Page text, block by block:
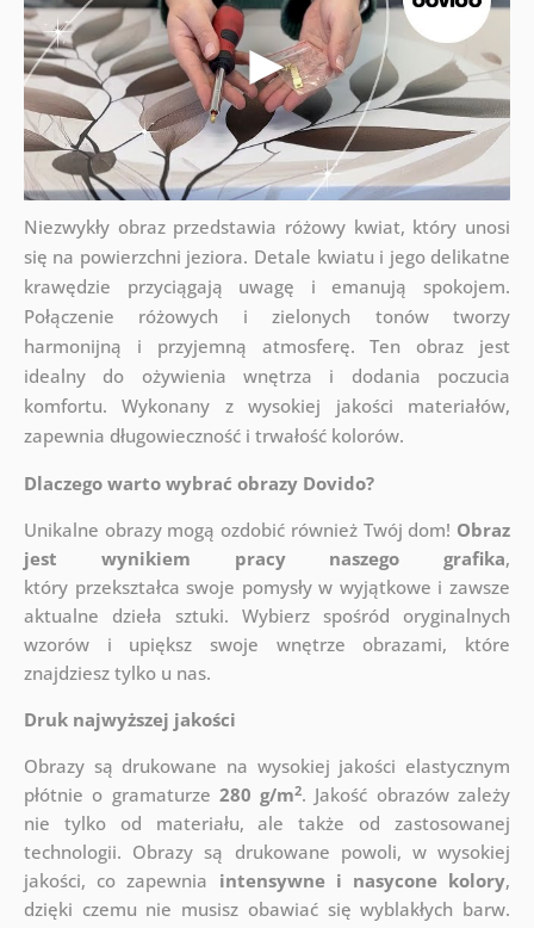
Niezwykły obraz przedstawia różowy kwiat, który unosi
się na powierzchni jeziora. Detale kwiatu i jego delikatne
krawędzie przyciągają uwagę i emanują spokojem.
Połączenie różowych i zielonych tonów tworzy
harmonijną i przyjemną atmosferę. Ten obraz jest
idealny do ożywienia wnętrza i dodania poczucia
komfortu. Wykonany z wysokiej jakości materiałów,
zapewnia długowieczność i trwałość kolorów.
Dlaczego warto wybrać obrazy Dovido?
Unikalne obrazy mogą ozdobić również Twój dom! Obraz
jest wynikiem pracy naszego grafika,
który przekształca swoje pomysły w wyjątkowe i zawsze
aktualne dzieła sztuki. Wybierz spośród oryginalnych
wzorów i upiększ swoje wnętrze obrazami, które
znajdziesz tylko u nas.
Druk najwyższej jakości
Obrazy są drukowane na wysokiej jakości elastycznym
płótnie o gramaturze 280 g/m2. Jakość obrazów zależy
nie tylko od materiału, ale także od zastosowanej
technologii. Obrazy są drukowane powoli, w wysokiej
jakości, co zapewnia intensywne i nasycone kolory,
dzięki czemu nie musisz obawiać się wyblakłych barw.